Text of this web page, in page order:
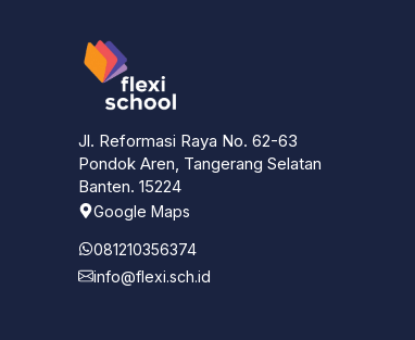
Jl. Reformasi Raya No. 62-63
Pondok Aren, Tangerang Selatan
Banten. 15224
Google Maps
081210356374
info@flexi.sch.id